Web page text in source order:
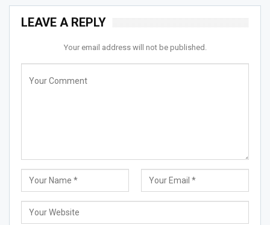
LEAVE A REPLY
Your email address will not be published.